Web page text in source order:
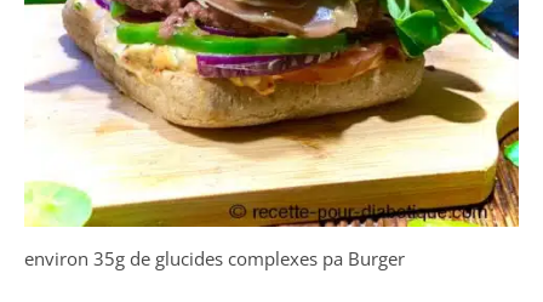
environ 35g de glucides complexes pa Burger